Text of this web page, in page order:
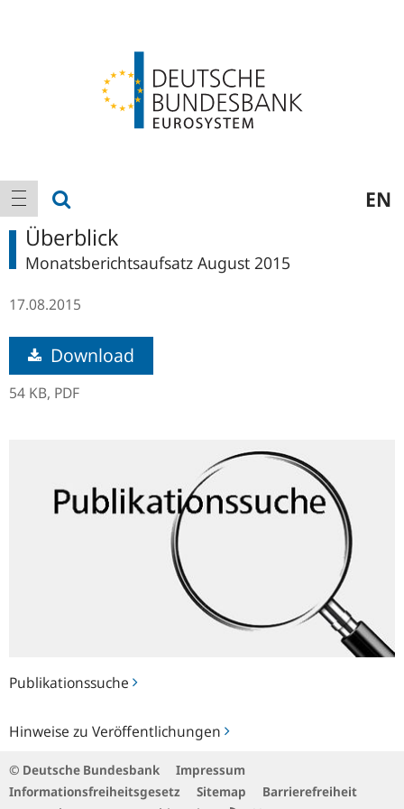
Hauptnavigation
Navigation anzeigen EN
Publikationssuche
Hinweise zu Veröffentlichungen
zu
Überblick
Monatsberichtsaufsatz August 2015
17.08.2015
Download
54 KB, PDF
© Deutsche Bundesbank
Impressum
Informationsfreiheitsgesetz
Sitemap
Barrierefreiheit